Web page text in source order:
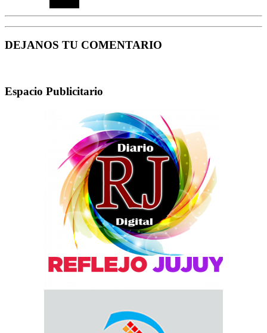
DEJANOS TU COMENTARIO
Espacio Publicitario